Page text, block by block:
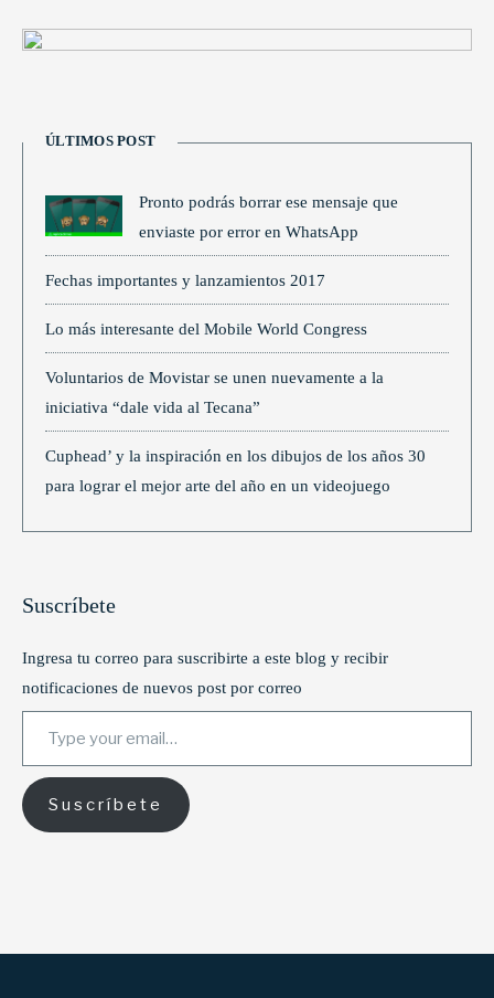
ÚLTIMOS POST
Pronto podrás borrar ese mensaje que
enviaste por error en WhatsApp
Fechas importantes y lanzamientos 2017
Lo más interesante del Mobile World Congress
Voluntarios de Movistar se unen nuevamente a la
iniciativa “dale vida al Tecana”
Cuphead’ y la inspiración en los dibujos de los años 30
para lograr el mejor arte del año en un videojuego
Suscríbete
Ingresa tu correo para suscribirte a este blog y recibir
notificaciones de nuevos post por correo
Type your email…
Suscríbete